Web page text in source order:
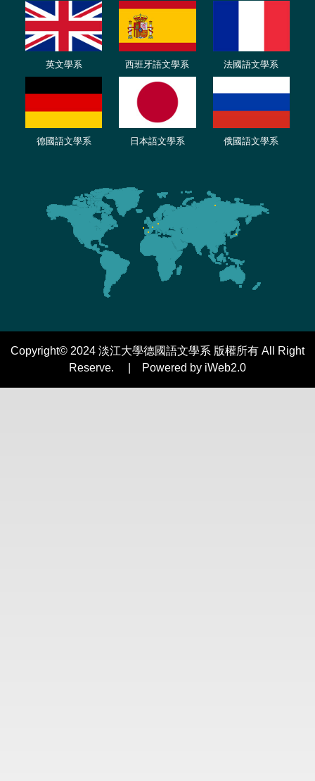
英文學系 西班牙語文學系 法國語文學系
德國語文學系 日本語文學系 俄國語文學系
Copyright© 2024 淡江大學德國語文學系 版權所有 All Right
Reserve. | Powered by iWeb2.0